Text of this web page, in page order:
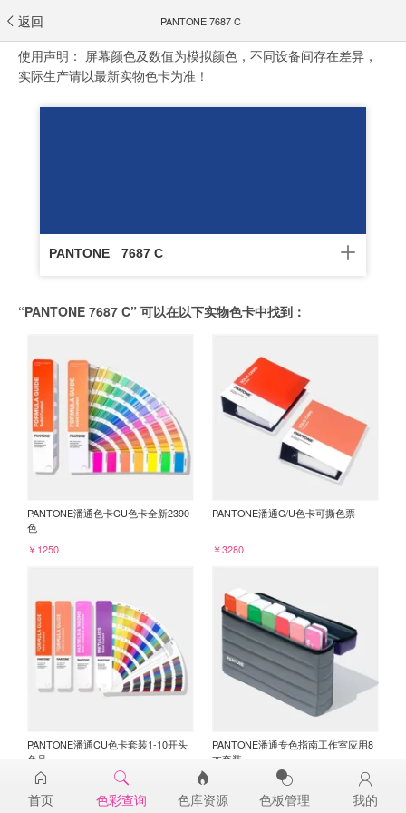
返回 PANTONE 7687 C
使用声明： 屏幕颜色及数值为模拟颜色，不同设备间存在差异，
实际生产请以最新实物色卡为准！
PANTONE 7687 C
“PANTONE 7687 C” 可以在以下实物色卡中找到：
PANTONE潘通色卡CU色卡全新2390
色
￥1250
PANTONE潘通C/U色卡可撕色票
￥3280
PANTONE潘通CU色卡套装1-10开头
色号
￥3045
PANTONE潘通专色指南工作室应用8
本套装
首页 色彩查询 色库资源 色板管理 我的